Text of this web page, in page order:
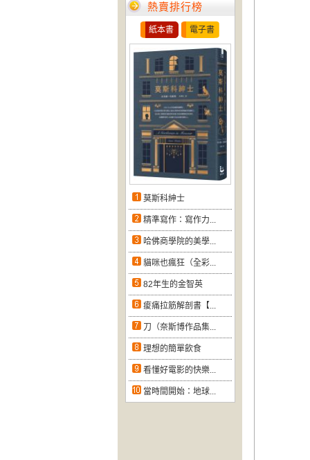
熱賣排行榜
紙本書 電子書
莫斯科紳士
精準寫作：寫作力...
哈佛商學院的美學...
貓咪也瘋狂（全彩...
82年生的金智英
痠痛拉筋解剖書【...
刀（奈斯博作品集...
理想的簡單飲食
看懂好電影的快樂...
當時間開始：地球...